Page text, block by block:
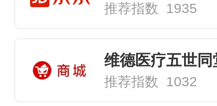
推荐指数 1935
维德医疗五世
推荐指数 1032